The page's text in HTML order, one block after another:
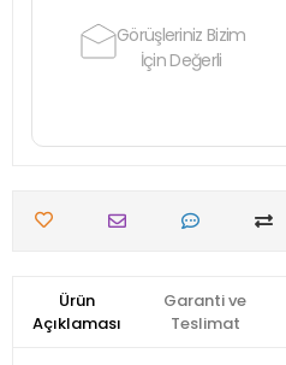
Görüşleriniz Bizim
İçin Değerli
Ürün
Açıklaması
Garanti ve
Teslimat